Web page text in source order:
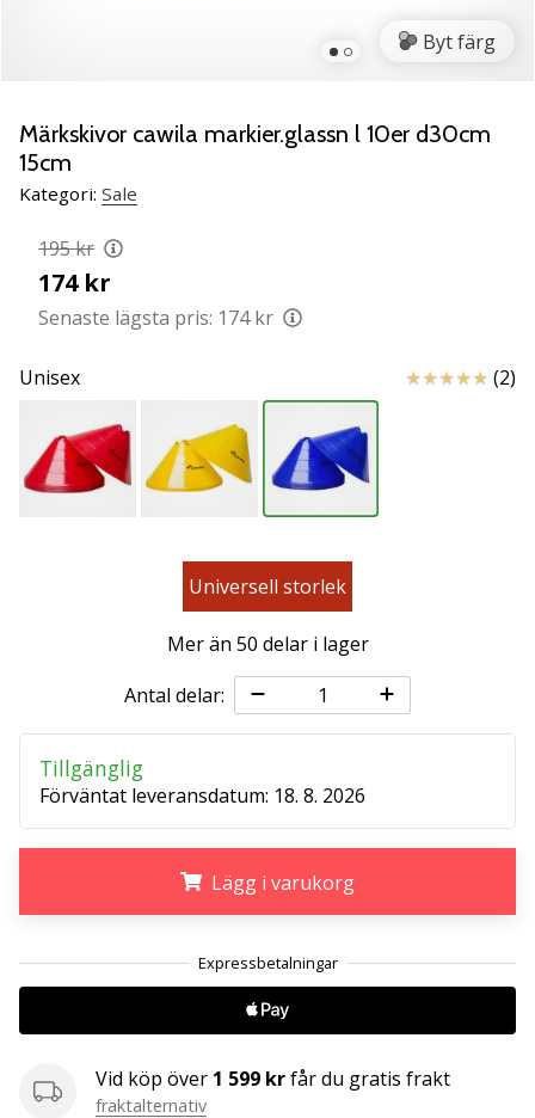
passion
som
vi?
us
as
Brand
11. 8. 2022
•
3 min. läsning
Facebook-
sida
eller
ett
diskussionsforum?
pengar.
med
vårt…
Byt färg
Märkskivor cawila markier.glassn l 10er d30cm
15cm
Kategori: Sale
195 kr
174 kr
Senaste lägsta pris: 174 kr
Unisex Recensioner
(2)
Universell storlek
Mer än 50 delar i lager
Antal delar:
Tillgänglig
Förväntat leveransdatum: 18. 8. 2026
Lägg i varukorg
Vid köp över 1 599 krfår du gratis frakt
fraktalternativ